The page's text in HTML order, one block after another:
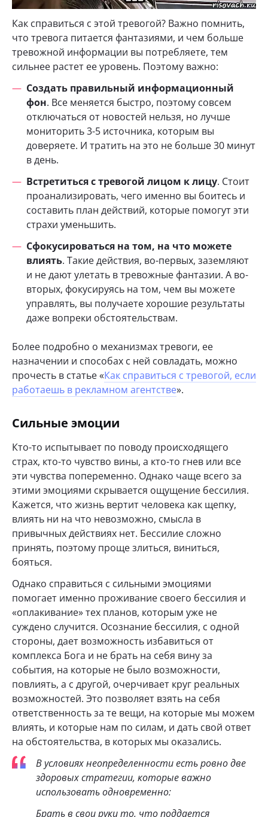
Как справиться с этой тревогой? Важно помнить,
что тревога питается фантазиями, и чем больше
тревожной информации вы потребляете, тем
сильнее растет ее уровень. Поэтому важно:
Создать правильный информационный
фон. Все меняется быстро, поэтому совсем
отключаться от новостей нельзя, но лучше
мониторить 3-5 источника, которым вы
доверяете. И тратить на это не больше 30 минут
в день.
Встретиться с тревогой лицом к лицу. Стоит
проанализировать, чего именно вы боитесь и
составить план действий, которые помогут эти
страхи уменьшить.
Сфокусироваться на том, на что можете
влиять. Такие действия, во-первых, заземляют
и не дают улетать в тревожные фантазии. А во-
вторых, фокусируясь на том, чем вы можете
управлять, вы получаете хорошие результаты
даже вопреки обстоятельствам.
Более подробно о механизмах тревоги, ее
назначении и способах с ней совладать, можно
прочесть в статье «Как справиться с тревогой, если
работаешь в рекламном агентстве».
Сильные эмоции
Кто-то испытывает по поводу происходящего
страх, кто-то чувство вины, а кто-то гнев или все
эти чувства попеременно. Однако чаще всего за
этими эмоциями скрывается ощущение бессилия.
Кажется, что жизнь вертит человека как щепку,
влиять ни на что невозможно, смысла в
привычных действиях нет. Бессилие сложно
принять, поэтому проще злиться, виниться,
бояться.
Однако справиться с сильными эмоциями
помогает именно проживание своего бессилия и
«оплакивание» тех планов, которым уже не
суждено случится. Осознание бессилия, с одной
стороны, дает возможность избавиться от
комплекса Бога и не брать на себя вину за
события, на которые не было возможности,
повлиять, а с другой, очерчивает круг реальных
возможностей. Это позволяет взять на себя
ответственность за те вещи, на которые мы можем
влиять, и которые нам по силам, и дать свой ответ
на обстоятельства, в которых мы оказались.
В условиях неопределенности есть ровно две
здоровых стратегии, которые важно
использовать одновременно:
Брать в свои руки то, что поддается